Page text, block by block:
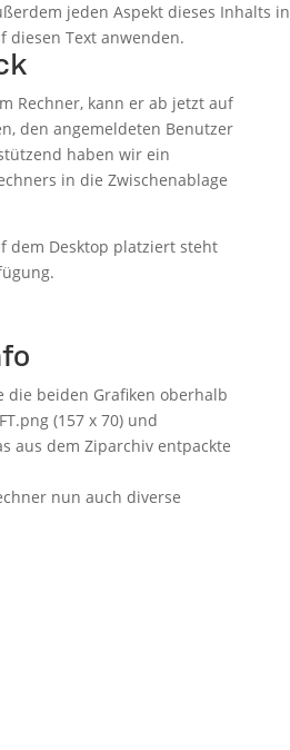
jeden Aspekt dieses Inhalts in
diesen Text anwenden.
Rechner, kann er ab jetzt auf
den angemeldeten Benutzer
haben wir ein
in die Zwischenablage
dem Desktop platziert steht
die beiden Grafiken oberhalb
(157 x 70) und
aus dem Ziparchiv entpackte
nun auch diverse